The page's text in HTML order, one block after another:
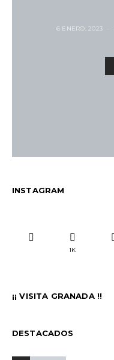
6 ENERO, 2023
INSTAGRAM
1K
¡¡ VISITA GRANADA !!
DESTACADOS